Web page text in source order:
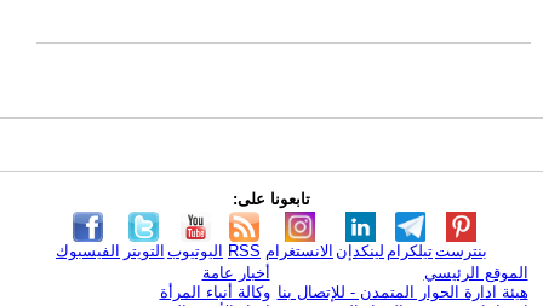
تابعونا على:
الفيسبوك التويتر اليوتيوب RSS الانستغرام لينكدإن تيلكرامبنترست
الموقع الرئيسي
هيئة ادارة الحوار المتمدن - للإتصال بنا
أخبار عامة
وكالة أنباء المرأة